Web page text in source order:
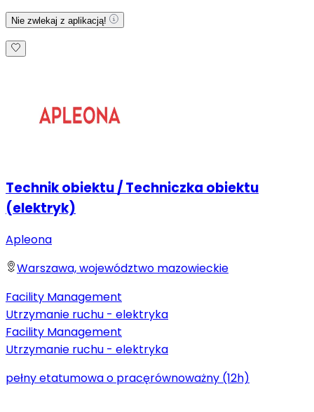
Nie zwlekaj z aplikacją!
Technik obiektu / Techniczka obiektu
(elektryk)
Apleona
Warszawa, województwo mazowieckie
Facility Management
Utrzymanie ruchu - elektryka
Facility Management
Utrzymanie ruchu - elektryka
pełny etatumowa o pracęrównoważny (12h)